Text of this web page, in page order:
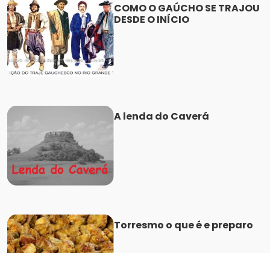
COMO O GAÚCHO SE TRAJOU
DESDE O INÍCIO
A lenda do Caverá
Torresmo o que é e preparo